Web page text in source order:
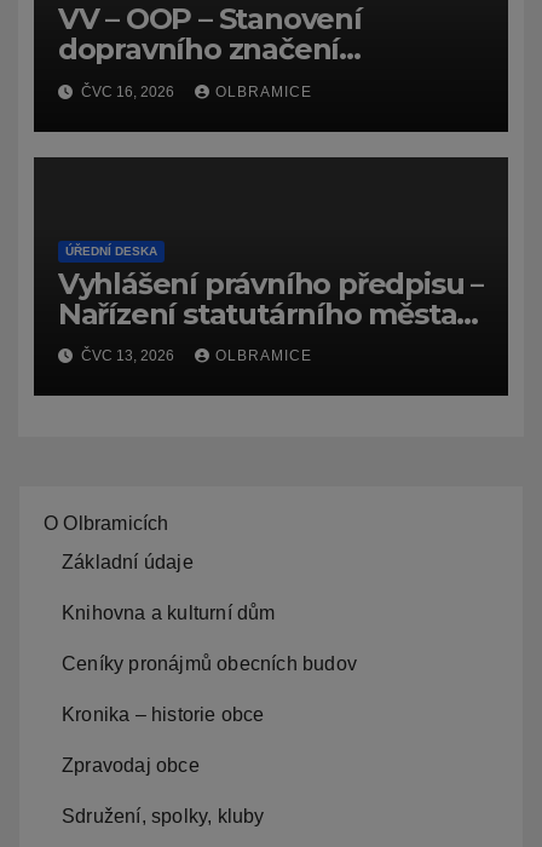
VV – OOP – Stanovení
dopravního značení
(dočasného) č.
7159/26/Olbramice
ČVC 16, 2026 OLBRAMICE
ÚŘEDNÍ DESKA
Vyhlášení právního předpisu –
Nařízení statutárního města
Ostravy, o záměru zadat
zpracování lesních
hospodářských budov
ČVC 13, 2026 OLBRAMICE
O Olbramicích
Základní údaje
Knihovna a kulturní dům
Ceníky pronájmů obecních budov
Kronika – historie obce
Zpravodaj obce
Sdružení, spolky, kluby